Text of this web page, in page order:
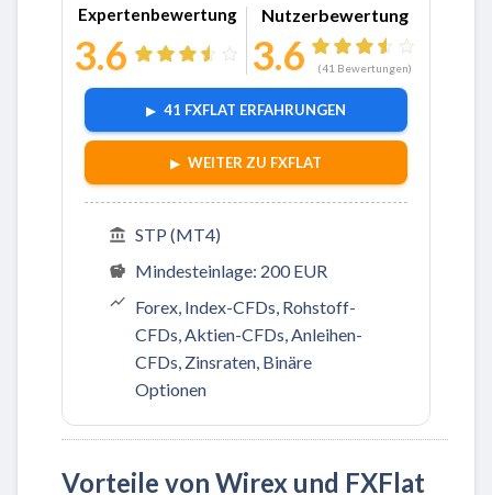
Expertenbewertung
3.6
Nutzerbewertung
3.6 (41 Bewertungen)
41 FXFLAT ERFAHRUNGEN
WEITER ZU FXFLAT
STP (MT4)
Mindesteinlage: 200 EUR
Forex, Index-CFDs, Rohstoff-
CFDs, Aktien-CFDs, Anleihen-
CFDs, Zinsraten, Binäre
Optionen
Vorteile von Wirex und FXFlat